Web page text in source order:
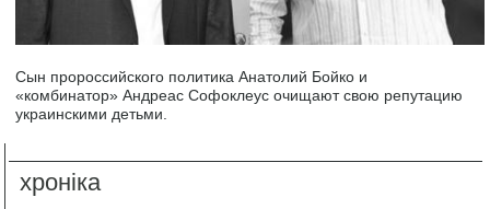
Сын пророссийского политика Анатолий Бойко и
«комбинатор» Андреас Софоклеус очищают свою репутацию
украинскими детьми.
хроніка